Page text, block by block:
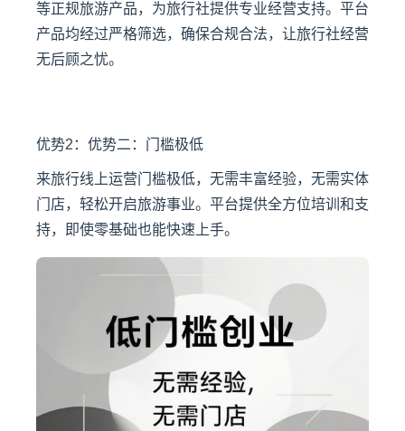
等正规旅游产品，为旅行社提供专业经营支持。平台
产品均经过严格筛选，确保合规合法，让旅行社经营
无后顾之忧。
优势2：优势二：门槛极低
来旅行线上运营门槛极低，无需丰富经验，无需实体
门店，轻松开启旅游事业。平台提供全方位培训和支
持，即使零基础也能快速上手。